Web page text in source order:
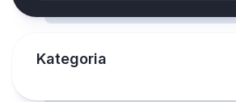
Kategoria